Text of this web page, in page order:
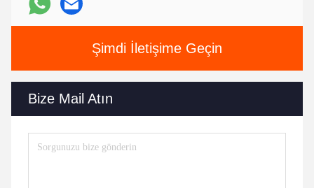
Şimdi İletişime Geçin
Bize Mail Atın